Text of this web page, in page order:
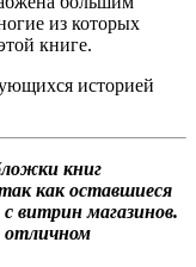
из которых
книге.
историей
книг
как оставшиеся
витрин магазинов.
отличном